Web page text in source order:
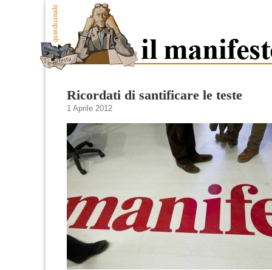
Ricordati di santificare le teste
1 Aprile 2012